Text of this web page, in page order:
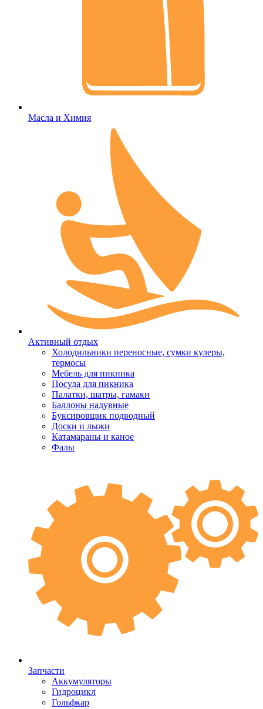
Масла и Химия
Активный отдых
Холодильники переносные, сумки кулеры,
термосы
Мебель для пикника
Посуда для пикника
Палатки, шатры, гамаки
Баллоны надувные
Буксировщик подводный
Доски и лыжи
Катамараны и каное
Фалы
Запчасти
Аккумуляторы
Гидроцикл
Гольфкар